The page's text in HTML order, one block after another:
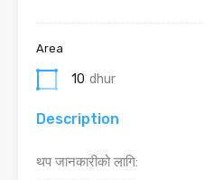
Area
10 dhur
Description
थप जानकारीको लागि: